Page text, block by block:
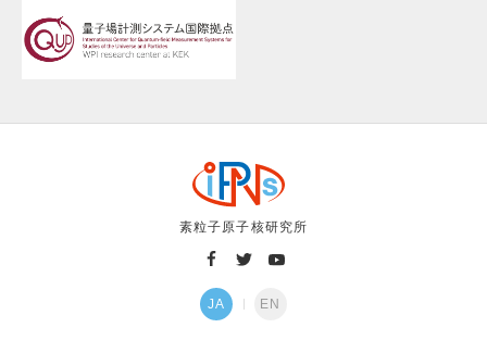
素粒子原子核研究所
JA EN